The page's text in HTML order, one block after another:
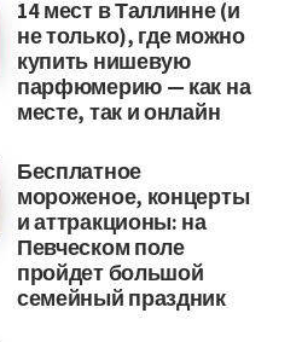
14 мест в Таллинне (и
не только), где можно
купить нишевую
парфюмерию — как на
месте, так и онлайн
Бесплатное
мороженое, концерты
и аттракционы: на
Певческом поле
пройдет большой
семейный праздник